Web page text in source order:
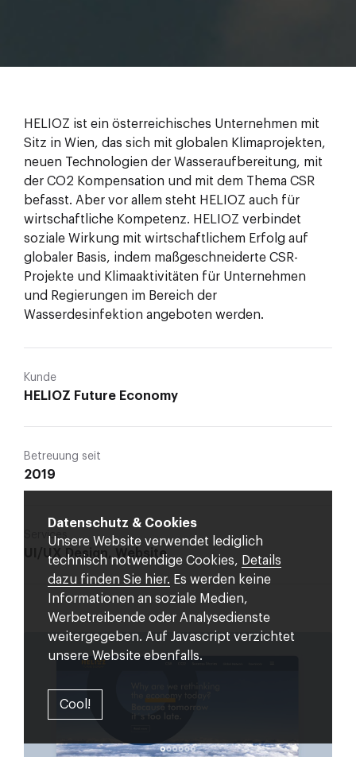
HELIOZ ist ein österreichisches Unternehmen mit
Sitz in Wien, das sich mit globalen Klimaprojekten,
neuen Technologien der Wasseraufbereitung, mit
der CO2 Kompensation und mit dem Thema CSR
befasst. Aber vor allem steht HELIOZ auch für
wirtschaftliche Kompetenz. HELIOZ verbindet
soziale Wirkung mit wirtschaftlichem Erfolg auf
globaler Basis, indem maßgeschneiderte CSR-
Projekte und Klimaaktivitäten für Unternehmen
und Regierungen im Bereich der
Wasserdesinfektion angeboten werden.
Kunde
HELIOZ Future Economy
Betreuung seit
2019
Services
UI/UX Design, Website
Datenschutz & Cookies
Unsere Website verwendet lediglich
technisch notwendige Cookies, Details
dazu finden Sie hier. Es werden keine
Informationen an soziale Medien,
Werbetreibende oder Analysedienste
weitergegeben. Auf Javascript verzichtet
unsere Website ebenfalls.
Cool!